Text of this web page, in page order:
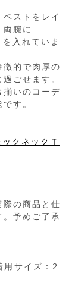
ストをレイ
腕に
入れていま
的で肉厚の
ごせます。
揃いのコーデ
す。
クネックＴ
の商品と仕
予めご了承
サイズ：2